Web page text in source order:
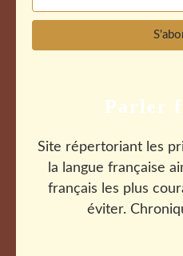
Parler
Site répertoriant les
la langue française
français les plus
éviter.